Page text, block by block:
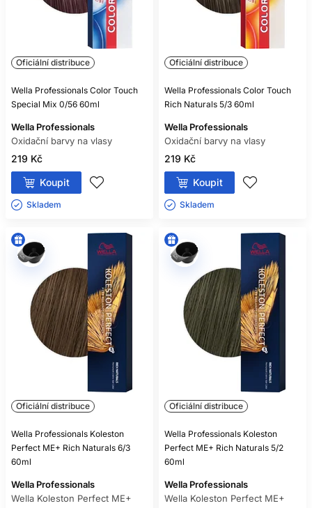
Oficiální distribuce
Wella Professionals Color Touch
Special Mix 0/56 60ml
Wella Professionals
Oxidační barvy na vlasy
219 Kč
Koupit
Skladem ㅤ
Oficiální distribuce
Wella Professionals Color Touch
Rich Naturals 5/3 60ml
Wella Professionals
Oxidační barvy na vlasy
219 Kč
Koupit
Skladem ㅤ
Oficiální distribuce
Wella Professionals Koleston
Perfect ME+ Rich Naturals 6/3
60ml
Wella Professionals
Wella Koleston Perfect ME+
Oficiální distribuce
Wella Professionals Koleston
Perfect ME+ Rich Naturals 5/2
60ml
Wella Professionals
Wella Koleston Perfect ME+